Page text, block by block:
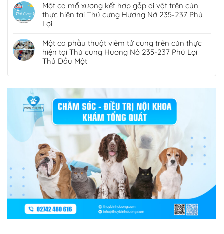
Một ca mổ xương kết hợp gắp dị vật trên cún
thực hiện tại Thú cưng Hương Nở 235-237 Phú
Lợi
Một ca phẫu thuật viêm tử cung trên cún thực
hiện tại Thú cưng Hương Nở 235-237 Phú Lợi
Thủ Dầu Một